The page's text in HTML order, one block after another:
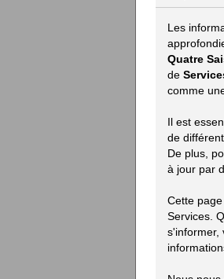
Les
Quatre
de
comme
Il est
de
De plus,
à jour par
Cette
Services.
s'informer,